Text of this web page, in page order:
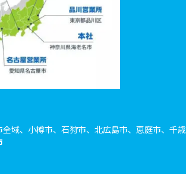
域、小樽市、石狩市、北広島市、恵庭市、千歳